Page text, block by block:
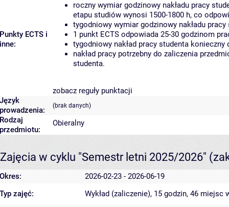
Punkty ECTS i
inne:
roczny wymiar godzinowy nakładu pracy
etapu studiów wynosi 1500-1800 h, co
tygodniowy wymiar godzinowy nakładu
1 punkt ECTS odpowiada 25-30 godzinom
tygodniowy nakład pracy studenta
nakład pracy potrzebny do zaliczenia
studenta.
zobacz reguły punktacji
Język
prowadzenia:
(brak danych)
Rodzaj
przedmiotu:
Obieralny
Zajęcia w cyklu "Semestr letni 2025/2026"
Okres:
2026-02-23 - 2026-06-19
Typ zajęć:
Wykład (zaliczenie), 15 godzin, 46 miejsc